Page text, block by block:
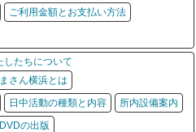
ご利用金額とお支払い方法
したちについて
さん横浜とは
日中活動の種類と内容
所内設備案内
DVDの出版